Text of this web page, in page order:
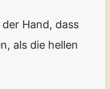
Hand, dass
als die hellen